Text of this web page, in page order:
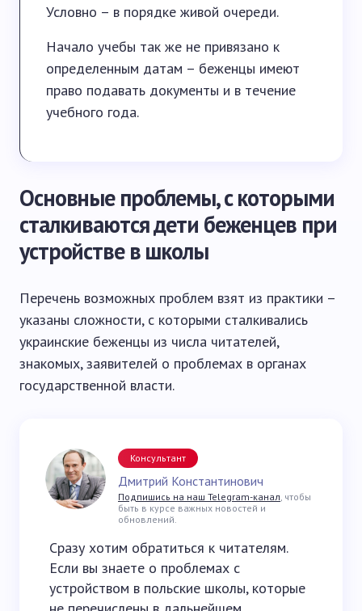
Условно – в порядке живой очереди.
Начало учебы так же не привязано к
определенным датам – беженцы имеют
право подавать документы и в течение
учебного года.
Основные проблемы, с которыми
сталкиваются дети беженцев при
устройстве в школы
Перечень возможных проблем взят из практики –
указаны сложности, с которыми сталкивались
украинские беженцы из числа читателей,
знакомых, заявителей о проблемах в органах
государственной власти.
Консультант
Дмитрий Константинович
Подпишись на наш Telegram-канал, чтобы
быть в курсе важных новостей и
обновлений.
Сразу хотим обратиться к читателям.
Если вы знаете о проблемах с
устройством в польские школы, которые